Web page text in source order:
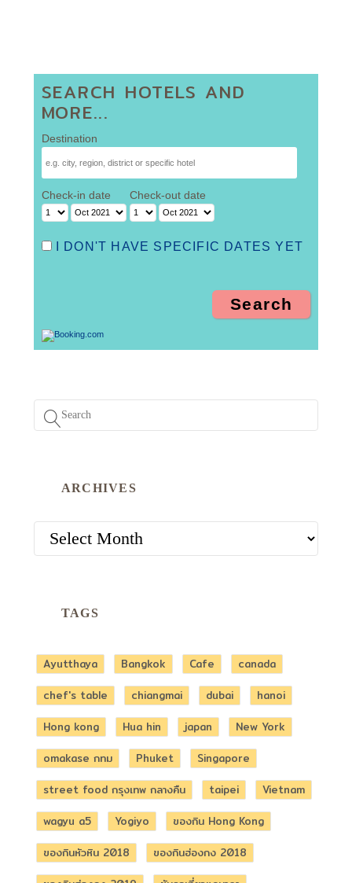
SEARCH HOTELS AND
MORE...
Destination
Check-in date Check-out date
I DON'T HAVE SPECIFIC DATES YET
ARCHIVES
TAGS
Ayutthaya Bangkok Cafe
canada
chef's table
chiangmai dubai
hanoi
Hong kong
Hua hin japan
New York
omakase กทม
Phuket
Singapore
street food กรุงเทพ กลางคืน
taipei
Vietnam
wagyu a5
Yogiyo
ของกิน Hong Kong
ของกินหัวหิน 2018
ของกินฮ่องกง 2018